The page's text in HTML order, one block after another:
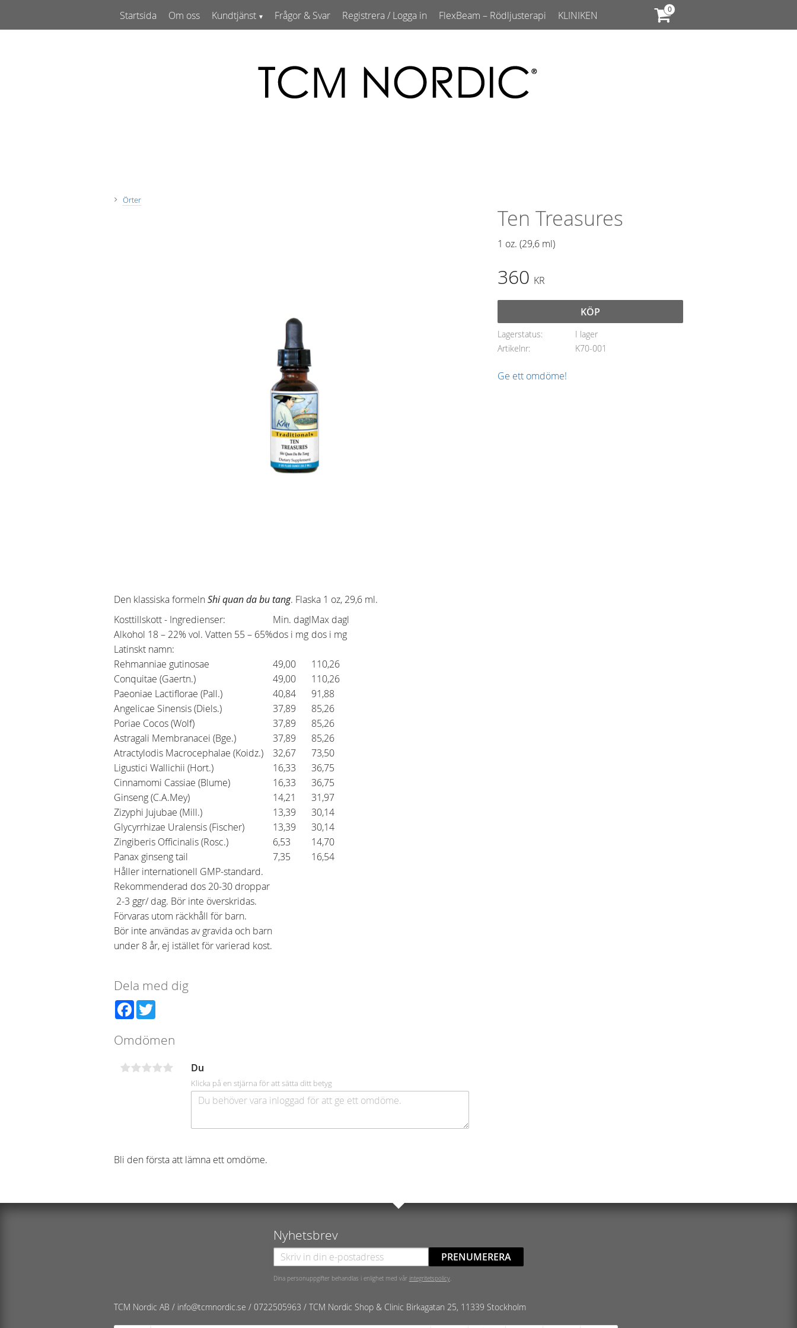
Startsida Om oss Kundtjänst Frågor & Svar Registrera / Logga in FlexBeam – Rödljusterapi KLINIKEN
Örter
Ten Treasures
1 oz. (29,6 ml)​
360 KR
KÖP
Lagerstatus
I lager
Artikelnr
K70-001
Ge ett omdöme!
Den klassiska formelnShi quan da bu tang. Flaska 1 oz, 29,6 ml.
Kosttillskott - Ingredienser:
Min. daglMax dagl
Alkohol 18 – 22% vol. Vatten 55 – 65%dos i mg dos i mg
Latinskt namn:
Rehmanniae gutinosae
49,00
110,26
Conquitae (Gaertn.)
49,00
110,26
Paeoniae Lactiflorae (Pall.)
40,84
91,88
Angelicae Sinensis (Diels.)
37,89
85,26
Poriae Cocos (Wolf)
37,89
85,26
Astragali Membranacei (Bge.)
37,89
85,26
Atractylodis Macrocephalae (Koidz.)
32,67
73,50
Ligustici Wallichii (Hort.)
16,33
36,75
Cinnamomi Cassiae (Blume)
16,33
36,75
Ginseng (C.A.Mey)
14,21
31,97
Zizyphi Jujubae (Mill.)
13,39
30,14
Glycyrrhizae Uralensis (Fischer)
13,39
30,14
Zingiberis Officinalis (Rosc.)
6,53
14,70
Panax ginseng tail
7,35
16,54
Håller internationell GMP-standard.
Rekommenderad dos 20-30 droppar
2-3 ggr/ dag. Bör inte överskridas.
Förvaras utom räckhåll för barn.
Bör inte användas av gravida och barn
under 8 år, ej istället för varierad kost.
Dela med dig
Facebook
Omdömen
Du
Klicka på en stjärna för att sätta ditt betyg
Bli den första att lämna ett omdöme.
Nyhetsbrev
PRENUMERERA
Dina personuppgifter behandlas i enlighet med vår integritetspolicy.
TCM Nordic AB / info@tcmnordic.se / 0722505963 / TCM Nordic Shop & Clinic Birkagatan 25, 11339 Stockholm